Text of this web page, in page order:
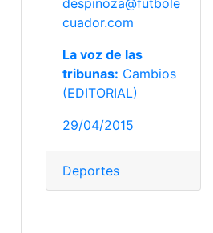
despinoza@futbole
cuador.com
La voz de las
tribunas: Cambios
(EDITORIAL)
29/04/2015
Deportes